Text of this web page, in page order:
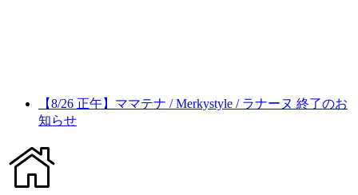
【8/26 正午】ママテナ / Merkystyle / ラナーヌ 終了のお
知らせ